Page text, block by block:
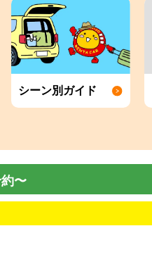
シーン別ガイド
〜